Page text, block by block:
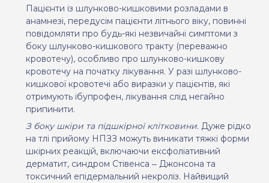
Пацієнти із шлунково-кишковими розладами в
анамнезі, передусім пацієнти літнього віку, повинні
повідомляти про будь-які незвичайні симптоми з
боку шлунково-кишкового тракту (переважно
кровотечу), особливо про шлунково-кишкову
кровотечу на початку лікування. У разі шлунково-
кишкової кровотечі або виразки у пацієнтів, які
отримують ібупрофен, лікування слід негайно
припинити.
З боку шкіри та підшкірної клітковини. Дуже рідко
на тлі прийому НПЗЗ можуть виникати тяжкі форми
шкірних реакцій, включаючи ексфоліативний
дерматит, синдром Стівенса ‒ Джонсона та
токсичний епідермальний некроліз. Найвищий